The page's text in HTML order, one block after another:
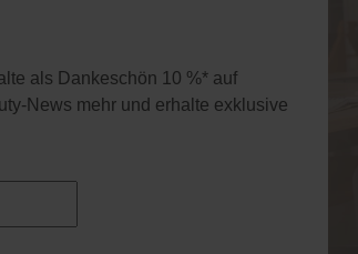
als Dankeschön 10 %* auf
News mehr und erhalte exklusive